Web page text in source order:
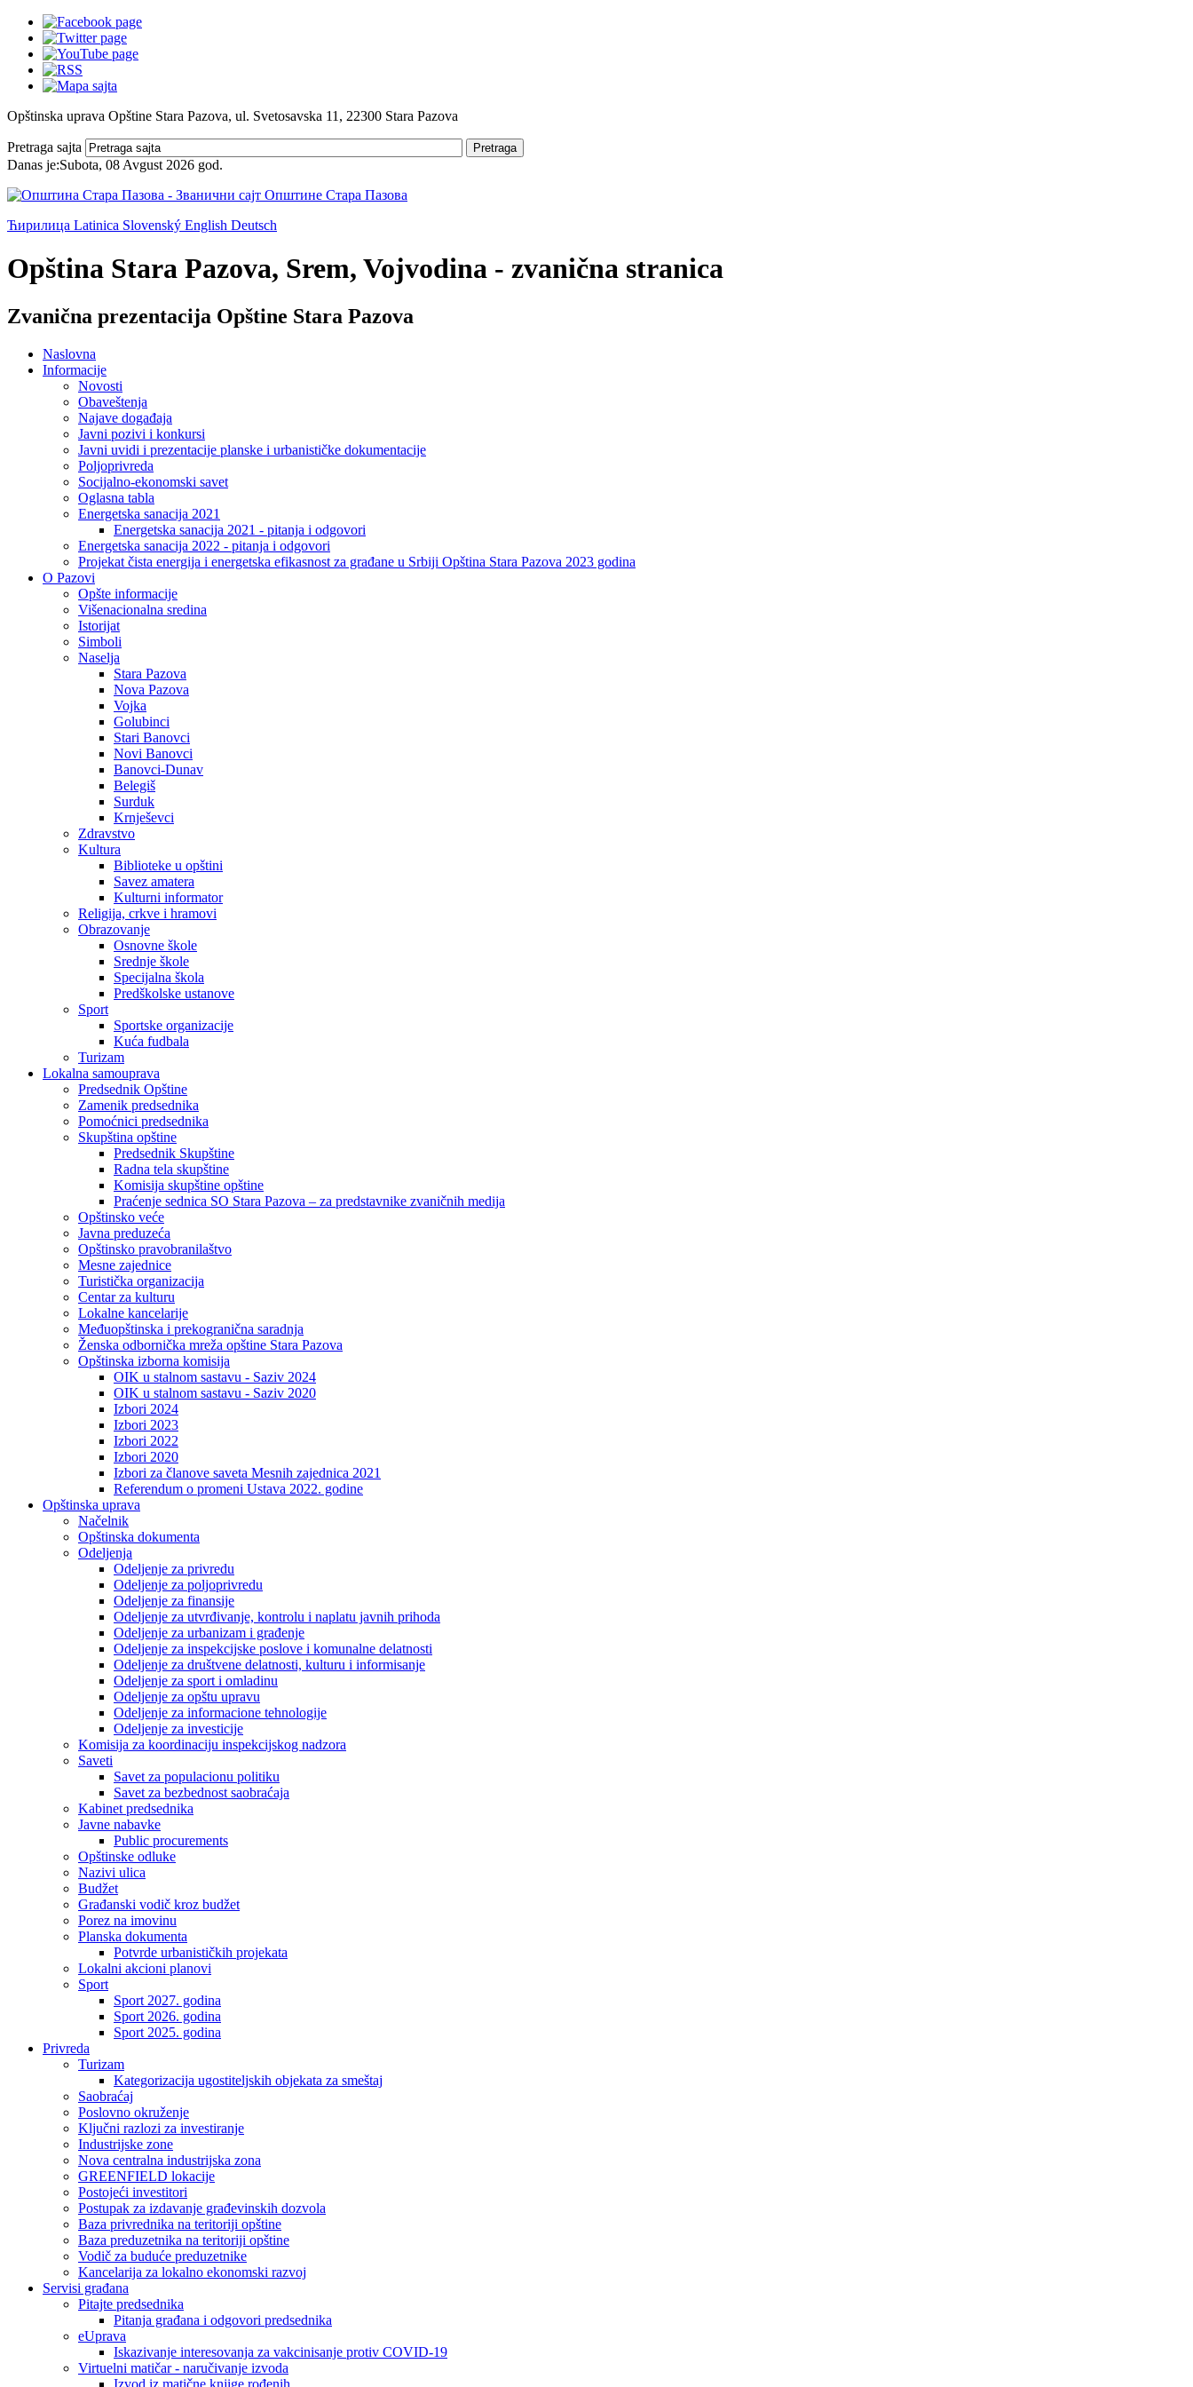
Opštinska uprava Opštine Stara Pazova, ul. Svetosavska 11, 22300 Stara Pazova
Pretraga sajta Pretraga
Danas je:Subota, 08 Avgust 2026 god.
Ћирилица Latinica Slovenský English Deutsch
Opština Stara Pazova, Srem, Vojvodina - zvanična stranica
Zvanična prezentacija Opštine Stara Pazova
Naslovna
Informacije
Novosti
Obaveštenja
Najave događaja
Javni pozivi i konkursi
Javni uvidi i prezentacije planske i urbanističke dokumentacije
Poljoprivreda
Socijalno-ekonomski savet
Oglasna tabla
Energetska sanacija 2021
Energetska sanacija 2021 - pitanja i odgovori
Energetska sanacija 2022 - pitanja i odgovori
Projekat čista energija i energetska efikasnost za građane u Srbiji Opština Stara Pazova 2023 godina
O Pazovi
Opšte informacije
Višenacionalna sredina
Istorijat
Simboli
Naselja
Stara Pazova
Nova Pazova
Vojka
Golubinci
Stari Banovci
Novi Banovci
Banovci-Dunav
Belegiš
Surduk
Krnješevci
Zdravstvo
Kultura
Biblioteke u opštini
Savez amatera
Kulturni informator
Religija, crkve i hramovi
Obrazovanje
Osnovne škole
Srednje škole
Specijalna škola
Predškolske ustanove
Sport
Sportske organizacije
Kuća fudbala
Turizam
Lokalna samouprava
Predsednik Opštine
Zamenik predsednika
Pomoćnici predsednika
Skupština opštine
Predsednik Skupštine
Radna tela skupštine
Komisija skupštine opštine
Praćenje sednica SO Stara Pazova – za predstavnike zvaničnih medija
Opštinsko veće
Javna preduzeća
Opštinsko pravobranilaštvo
Mesne zajednice
Turistička organizacija
Centar za kulturu
Lokalne kancelarije
Međuopštinska i prekogranična saradnja
Ženska odbornička mreža opštine Stara Pazova
Opštinska izborna komisija
OIK u stalnom sastavu - Saziv 2024
OIK u stalnom sastavu - Saziv 2020
Izbori 2024
Izbori 2023
Izbori 2022
Izbori 2020
Izbori za članove saveta Mesnih zajednica 2021
Referendum o promeni Ustava 2022. godine
Opštinska uprava
Načelnik
Opštinska dokumenta
Odeljenja
Odeljenje za privredu
Odeljenje za poljoprivredu
Odeljenje za finansije
Odeljenje za utvrđivanje, kontrolu i naplatu javnih prihoda
Odeljenje za urbanizam i građenje
Odeljenje za inspekcijske poslove i komunalne delatnosti
Odeljenje za društvene delatnosti, kulturu i informisanje
Odeljenje za sport i omladinu
Odeljenje za opštu upravu
Odeljenje za informacione tehnologije
Odeljenje za investicije
Komisija za koordinaciju inspekcijskog nadzora
Saveti
Savet za populacionu politiku
Savet za bezbednost saobraćaja
Kabinet predsednika
Javne nabavke
Public procurements
Opštinske odluke
Nazivi ulica
Budžet
Građanski vodič kroz budžet
Porez na imovinu
Planska dokumenta
Potvrde urbanističkih projekata
Lokalni akcioni planovi
Sport
Sport 2027. godina
Sport 2026. godina
Sport 2025. godina
Privreda
Turizam
Kategorizacija ugostiteljskih objekata za smeštaj
Saobraćaj
Poslovno okruženje
Ključni razlozi za investiranje
Industrijske zone
Nova centralna industrijska zona
GREENFIELD lokacije
Postojeći investitori
Postupak za izdavanje građevinskih dozvola
Baza privrednika na teritoriji opštine
Baza preduzetnika na teritoriji opštine
Vodič za buduće preduzetnike
Kancelarija za lokalno ekonomski razvoj
Servisi građana
Pitajte predsednika
Pitanja građana i odgovori predsednika
eUprava
Iskazivanje interesovanja za vakcinisanje protiv COVID-19
Virtuelni matičar - naručivanje izvoda
Izvod iz matične knjige rođenih